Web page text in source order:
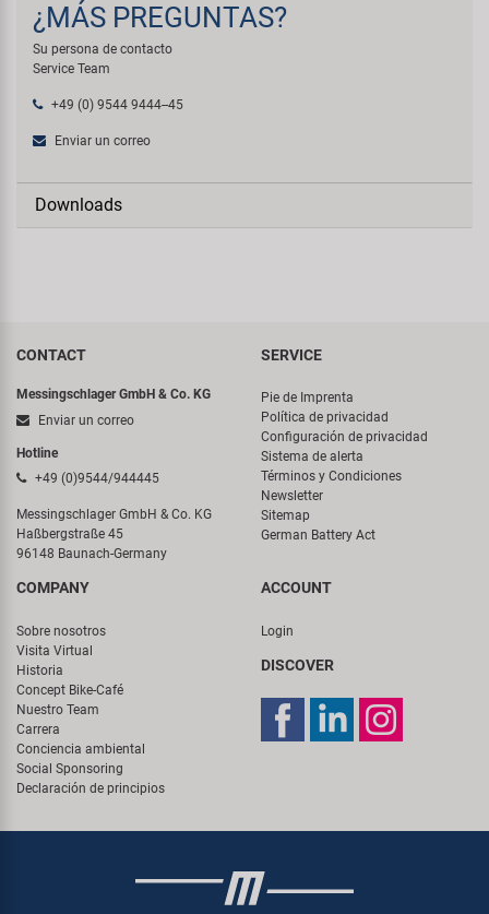
¿MÁS PREGUNTAS?
Su persona de contacto
Service Team
+49 (0) 9544 9444--45
Enviar un correo
Downloads
CONTACT
Messingschlager GmbH & Co. KG
Enviar un correo
Hotline
+49 (0)9544/944445
Messingschlager GmbH & Co. KG
Haßbergstraße 45
96148 Baunach-Germany
SERVICE
Pie de Imprenta
Política de privacidad
Configuración de privacidad
Sistema de alerta
Términos y Condiciones
Newsletter
Sitemap
German Battery Act
COMPANY
Sobre nosotros
Visita Virtual
Historia
Concept Bike-Café
Nuestro Team
Carrera
Conciencia ambiental
Social Sponsoring
Declaración de principios
ACCOUNT
Login
DISCOVER